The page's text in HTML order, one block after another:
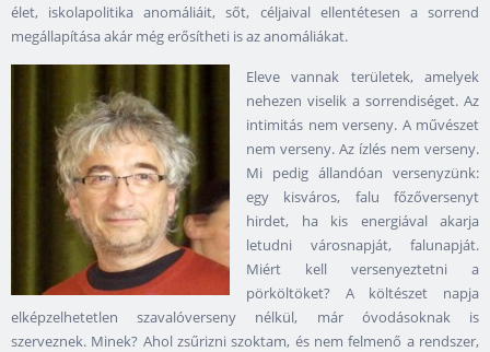
élet, iskolapolitika anomáliáit, sőt, céljaival ellentétesen a sorrend
megállapítása akár még erősítheti is az anomáliákat.
Eleve vannak területek, amelyek
nehezen viselik a sorrendiséget. Az
intimitás nem verseny. A művészet
nem verseny. Az ízlés nem verseny.
Mi pedig állandóan versenyzünk:
egy kisváros, falu főzőversenyt
hirdet, ha kis energiával akarja
letudni városnapját, falunapját.
Miért kell versenyeztetni a
pörköltöket? A költészet napja
elképzelhetetlen szavalóverseny nélkül, már óvodásoknak is
szerveznek. Minek? Ahol zsűrizni szoktam, és nem felmenő a rendszer,